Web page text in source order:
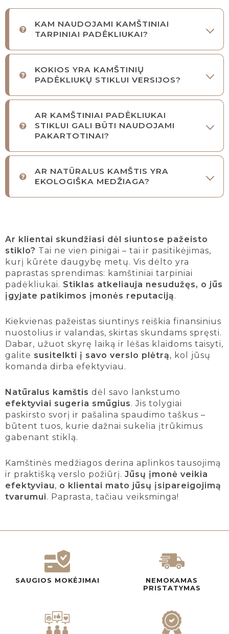
KAM NAUDOJAMI KAMŠTINIAI
TARPINIAI PADĖKLIUKAI?
KOKIOS YRA KAMŠTINIŲ
PADĖKLIUKŲ STIKLUI VERSIJOS?
AR KAMŠTINIAI PADĖKLIUKAI
STIKLUI GALI BŪTI NAUDOJAMI
PAKARTOTINAI?
AR NATŪRALUS KAMŠTIS YRA
EKOLOGIŠKA MEDŽIAGA?
Ar klientai skundžiasi dėl siuntose pažeisto
stiklo? Tai ne vien pinigai – tai ir pasitikėjimas,
kurį kūrėte daugybę metų. Vis dėlto yra
paprastas sprendimas: kamštiniai tarpiniai
padėkliukai. Stiklas atkeliauja nesudužęs, o jūs
įgyjate patikimos įmonės reputaciją.
Kiekvienas pažeistas siuntinys reiškia finansinius
nuostolius ir valandas, skirtas skundams spręsti.
Dabar, užuot skyrę laiką ir lėšas klaidoms taisyti,
galite susitelkti į savo verslo plėtrą, kol jūsų
komanda dirba efektyviau.
Natūralus kamštis dėl savo lankstumo
efektyviai sugeria smūgius. Jis tolygiai
paskirsto svorį ir pašalina spaudimo taškus –
būtent tuos, kurie dažnai sukelia įtrūkimus
gabenant stiklą.
Kamštinės medžiagos derina aplinkos tausojimą
ir praktišką verslo požiūrį. Jūsų įmonė veikia
efektyviau, o klientai mato jūsų įsipareigojimą
tvarumui. Paprasta, tačiau veiksminga!
SAUGIOS MOKĖJIMAI
NEMOKAMAS
PRISTATYMAS